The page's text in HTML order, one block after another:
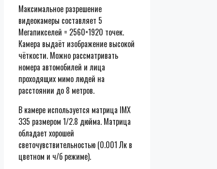
Максимальное разрешение
видеокамеры составляет 5
Мегапикселей = 2560×1920 точек.
Камера выдаёт изображение высокой
чёткости. Можно рассматривать
номера автомобилей и лица
проходящих мимо людей на
расстоянии до 8 метров.
В камере используется матрица IMX
335 размером 1/2.8 дюйма. Матрица
обладает хорошей
светочувствительностью (0.001 Лк в
цветном и ч/б режиме).